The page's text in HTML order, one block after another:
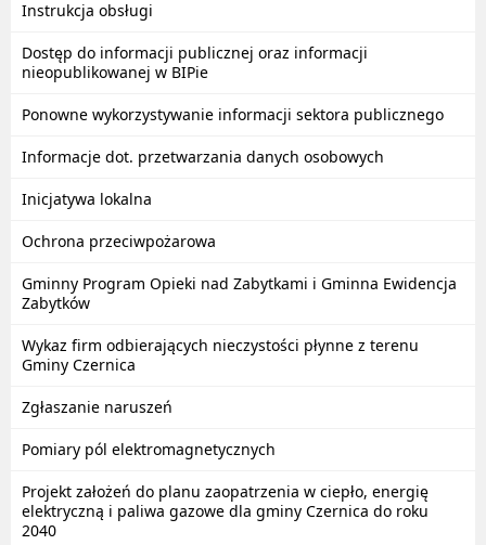
Instrukcja obsługi
Dostęp do informacji publicznej oraz informacji
nieopublikowanej w BIPie
Ponowne wykorzystywanie informacji sektora publicznego
Informacje dot. przetwarzania danych osobowych
Inicjatywa lokalna
Ochrona przeciwpożarowa
Gminny Program Opieki nad Zabytkami i Gminna Ewidencja
Zabytków
Wykaz firm odbierających nieczystości płynne z terenu
Gminy Czernica
Zgłaszanie naruszeń
Pomiary pól elektromagnetycznych
Projekt założeń do planu zaopatrzenia w ciepło, energię
elektryczną i paliwa gazowe dla gminy Czernica do roku
2040